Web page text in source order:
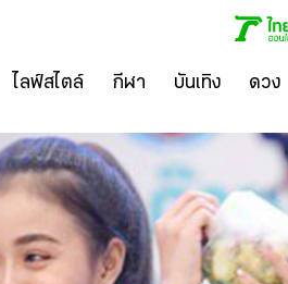
ไลฟ์สไตล์ กีฬา บันเทิง ดวง